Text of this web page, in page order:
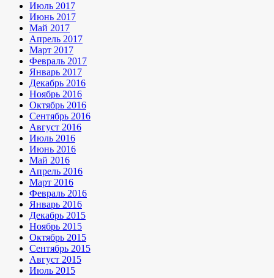
Июль 2017
Июнь 2017
Май 2017
Апрель 2017
Март 2017
Февраль 2017
Январь 2017
Декабрь 2016
Ноябрь 2016
Октябрь 2016
Сентябрь 2016
Август 2016
Июль 2016
Июнь 2016
Май 2016
Апрель 2016
Март 2016
Февраль 2016
Январь 2016
Декабрь 2015
Ноябрь 2015
Октябрь 2015
Сентябрь 2015
Август 2015
Июль 2015